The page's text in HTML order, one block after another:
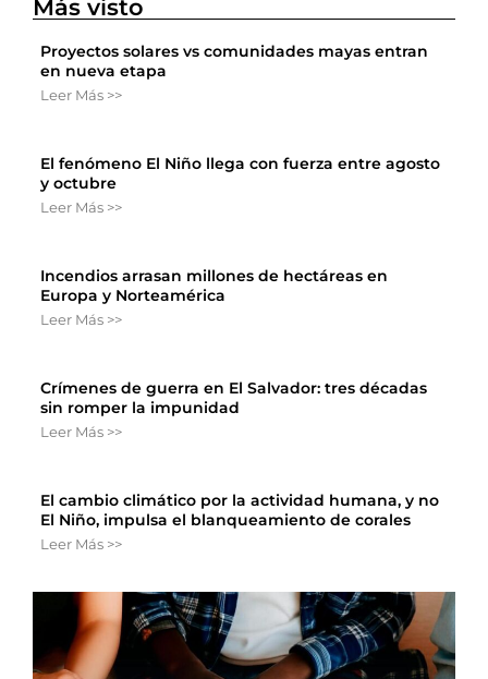
Más visto
Proyectos solares vs comunidades mayas entran
en nueva etapa
Leer Más >>
El fenómeno El Niño llega con fuerza entre agosto
y octubre
Leer Más >>
Incendios arrasan millones de hectáreas en
Europa y Norteamérica
Leer Más >>
Crímenes de guerra en El Salvador: tres décadas
sin romper la impunidad
Leer Más >>
El cambio climático por la actividad humana, y no
El Niño, impulsa el blanqueamiento de corales
Leer Más >>